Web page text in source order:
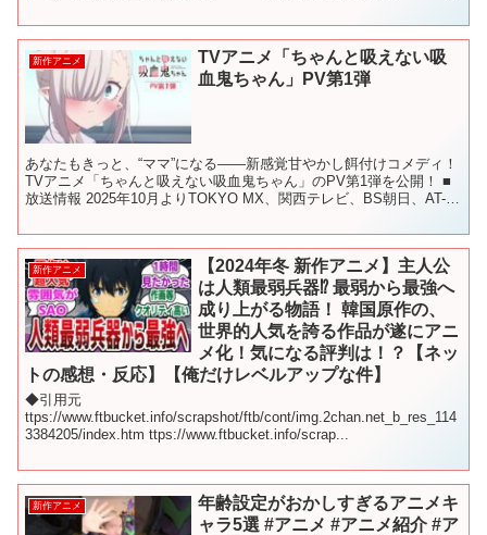
新作アニメ
TVアニメ「ちゃんと吸えない吸
血鬼ちゃん」PV第1弾
あなたもきっと、“ママ”になる――新感覚甘やかし餌付けコメディ！
TVアニメ「ちゃんと吸えない吸血鬼ちゃん」のPV第1弾を公開！ ■
放送情報 2025年10月よりTOKYO MX、関西テレビ、BS朝日、AT-
新作アニメ
【2024年冬 新作アニメ】主人公
は人類最弱兵器⁉ 最弱から最強へ
成り上がる物語！ 韓国原作の、
世界的人気を誇る作品が遂にアニ
メ化！気になる評判は！？【ネッ
トの感想・反応】【俺だけレベルアップな件】
◆引用元
ttps://www.ftbucket.info/scrapshot/ftb/cont/img.2chan.net_b_res_114
3384205/index.htm ttps://www.ftbucket.info/scrap...
新作アニメ
年齢設定がおかしすぎるアニメキ
ャラ5選 #アニメ #アニメ紹介 #ア